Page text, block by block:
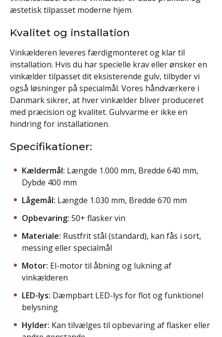
æstetisk tilpasset moderne hjem.
Kvalitet og installation
Vinkælderen leveres færdigmonteret og klar til
installation. Hvis du har specielle krav eller ønsker en
vinkælder tilpasset dit eksisterende gulv, tilbyder vi
også løsninger på specialmål. Vores håndværkere i
Danmark sikrer, at hver vinkælder bliver produceret
med præcision og kvalitet. Gulvvarme er ikke en
hindring for installationen.
Specifikationer:
Kældermål: Længde 1.000 mm, Bredde 640 mm,
Dybde 400 mm
Lågemål: Længde 1.030 mm, Bredde 670 mm
Opbevaring: 50+ flasker vin
Materiale: Rustfrit stål (standard), kan fås i sort,
messing eller specialmål
Motor: El-motor til åbning og lukning af
vinkælderen
LED-lys: Dæmpbart LED-lys for flot og funktionel
belysning
Hylder: Kan tilvælges til opbevaring af flasker eller